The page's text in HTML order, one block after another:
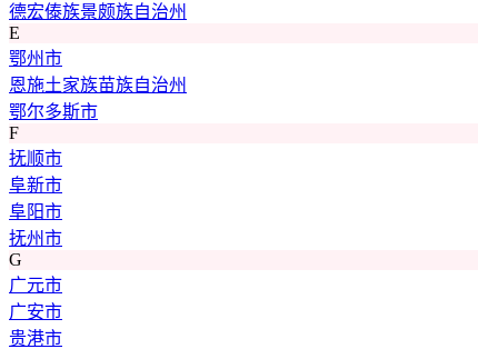
德宏傣族景颇族自治州
E
鄂州市
恩施土家族苗族自治州
鄂尔多斯市
F
抚顺市
阜新市
阜阳市
抚州市
G
广元市
广安市
贵港市